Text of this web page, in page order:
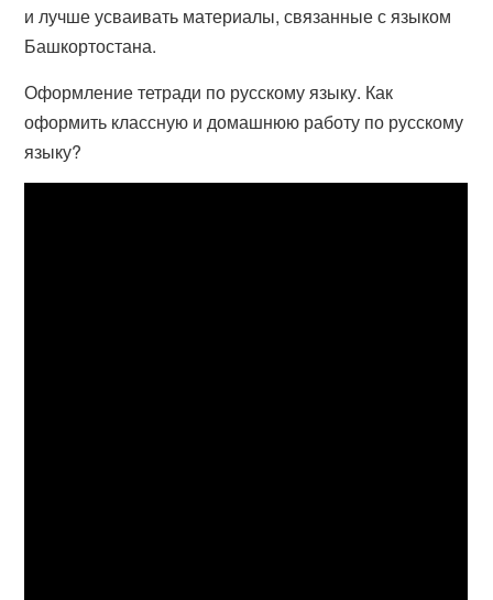
и лучше усваивать материалы, связанные с языком
Башкортостана.
Оформление тетради по русскому языку. Как
оформить классную и домашнюю работу по русскому
языку?